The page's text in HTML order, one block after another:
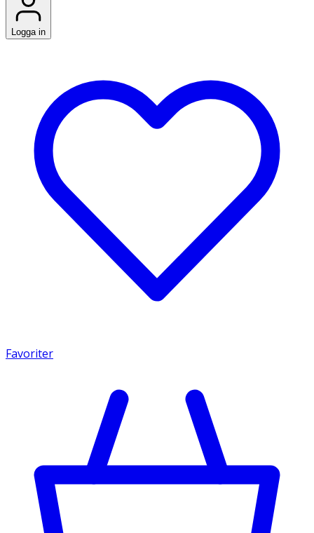
Logga in
Favoriter